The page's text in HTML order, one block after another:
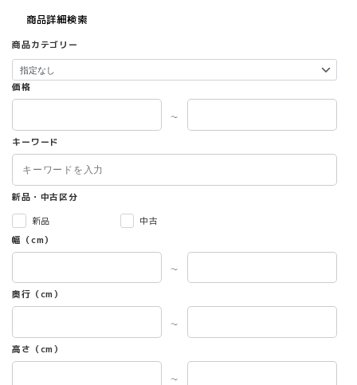
商品詳細検索
商品カテゴリー
価格
～
キーワード
新品・中古区分
新品
中古
幅（cm）
～
奥行（cm）
～
高さ（cm）
～